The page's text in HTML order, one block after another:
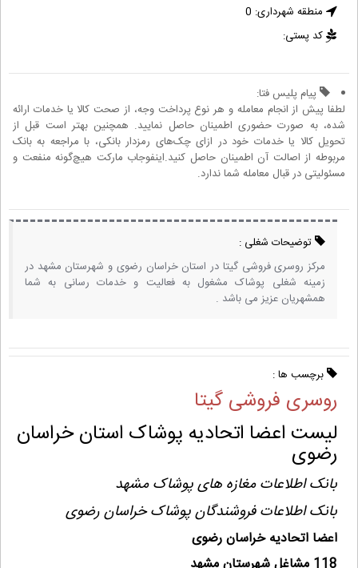
منطقه شهرداری: 0
کد پستی:
پیام پلیس فتا:
لطفا پیش از انجام معامله و هر نوع پرداخت وجه، از صحت کالا یا خدمات ارائه
شده، به صورت حضوری اطمینان حاصل نمایید. همچنین بهتر است قبل از
تحویل کالا یا خدمات خود در ازای چک‌های رمزدار بانکی، با مراجعه به بانک
مربوطه از اصالت آن اطمینان حاصل کنید.اینفوجاب مارکت هیچ‌گونه منفعت و
مسئولیتی در قبال معامله شما ندارد.
توضیحات شغلی :
مرکز روسری فروشی گیتا در استان خراسان رضوی و شهرستان مشهد در
زمینه شغلی پوشاک مشغول به فعالیت و خدمات رسانی به شما
همشهریان عزیز می باشد .
برچسب ها :
روسری فروشی گیتا
لیست اعضا اتحادیه پوشاک استان خراسان
رضوی
بانک اطلاعات مغازه های پوشاک مشهد
بانک اطلاعات فروشندگان پوشاک خراسان رضوی
اعضا اتحادیه خراسان رضوی